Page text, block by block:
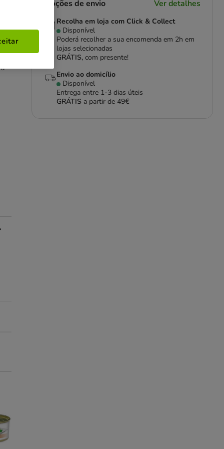
Opções de envio Ver detalhes
Recolha em loja com Click & Collect
Disponível
Poderá recolher a sua encomenda em 2h em
lojas selecionadas
GRÁTIS,com presente!
Envio ao domicílio
Disponível
Entrega entre 1-3 dias úteis
GRÁTIS a partir de 49€